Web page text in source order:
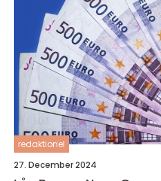
redaktionel
27. December 2024